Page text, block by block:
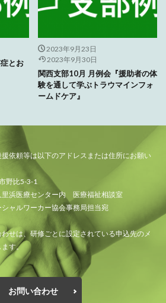
とお
2023年9月23日
2023年9月30日
関西支部10月 月例会『援助者の体
験を通して学ぶトラウマインフォ
ームドケア』
依頼等は以下のアドレスまたは住所にお願い
野比5-3-1
里浜医療センター内 医療福祉相談室
ャルワーカー協会事務局担当宛
せは、研修ごとに設定されている申込先のメ
ます。
お問い合わせ